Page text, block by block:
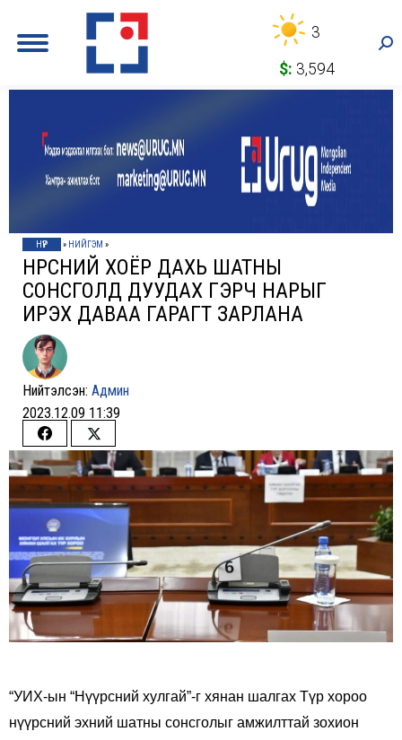
3
$: 3,594
НҮҮР » НИЙГЭМ »
НҮҮРСНИЙ ХОЁР ДАХЬ ШАТНЫ
СОНСГОЛД ДУУДАХ ГЭРЧ НАРЫГ
ИРЭХ ДАВАА ГАРАГТ ЗАРЛАНА
Нийтэлсэн: Админ
2023.12.09 11:39
Share
on
Facebook
Share
on
Twitter
“УИХ-ын “Нүүрсний хулгай”-г хянан шалгах Түр хороо
нүүрсний эхний шатны сонсголыг амжилттай зохион